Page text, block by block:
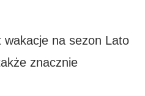
na sezon Lato
znacznie